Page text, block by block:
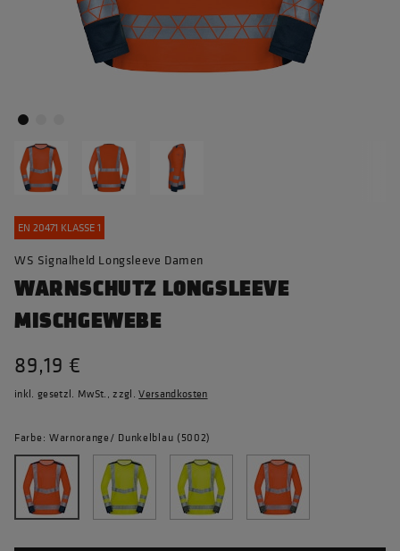
EN 20471 KLASSE 1
WS Signalheld Longsleeve Damen
WARNSCHUTZ LONGSLEEVE
MISCHGEWEBE
89,19 €
inkl. gesetzl. MwSt., zzgl.Versandkosten
Farbe: Warnorange/ Dunkelblau (5002)